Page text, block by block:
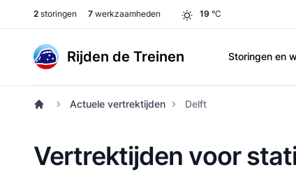
2 storingen 7 werkzaamheden 19 °C
Rijden de Treinen Storingen en
Actuele vertrektijden Delft
Vertrektijden voor